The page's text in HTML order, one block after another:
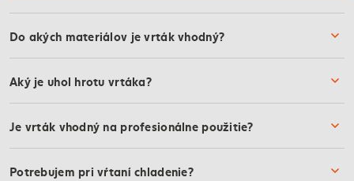
Do akých materiálov je vrták vhodný?
Aký je uhol hrotu vrtáka?
Je vrták vhodný na profesionálne použitie?
Potrebujem pri vŕtaní chladenie?